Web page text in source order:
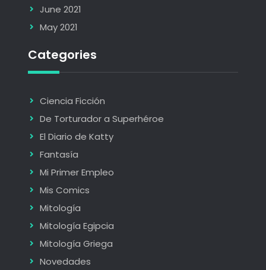
June 2021
May 2021
Categories
Ciencia Ficción
De Torturador a Superhéroe
El Diario de Katty
Fantasía
Mi Primer Empleo
Mis Comics
Mitología
Mitología Egipcia
Mitología Griega
Novedades